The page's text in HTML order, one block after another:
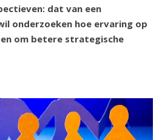
dat van een
onderzoeken hoe ervaring op
om betere strategische